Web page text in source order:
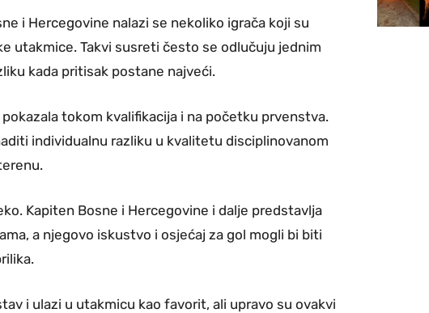
i Hercegovine nalazi se nekoliko igrača koji su
utakmice. Takvi susreti često se odlučuju jednim
kada pritisak postane najveći.
tokom kvalifikacija i na početku prvenstva.
individualnu razliku u kvalitetu disciplinovanom
Kapiten Bosne i Hercegovine i dalje predstavlja
a njegovo iskustvo i osjećaj za gol mogli bi biti
i ulazi u utakmicu kao favorit, ali upravo su ovakvi